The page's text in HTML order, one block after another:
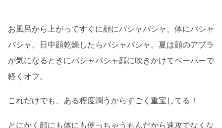
お風呂から上がってすぐに顔にバシャバシャ、体にバシャ
バシャ。日中顔乾燥したらバシャバシャ。夏は顔のアブラ
が気になるときにバシャバシャ顔に吹きかけてペーパーで
軽くオフ。
これだけでも、ある程度潤うからすごく重宝してる！
とにかく顔にも体にも使っちゃうもんだから速攻でなくな